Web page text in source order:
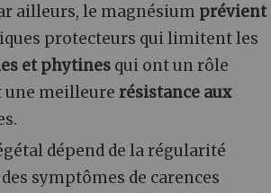
ailleurs, le magnésium prévient
protecteurs qui limitent les
et phytines qui ont un rôle
une meilleure résistance aux
dépend de la régularité
symptômes de carences